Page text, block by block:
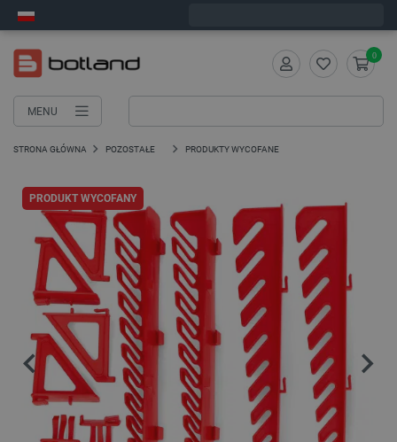
MENU
0
STRONA GŁÓWNA POZOSTAŁE PRODUKTY WYCOFANE
PRODUKT WYCOFANY